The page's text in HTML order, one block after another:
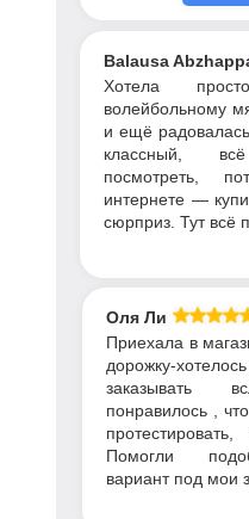
Balausa
Хотела
волейбольному
и ещё
классный,
посмотреть,
интернете —
сюрприз. Тут всё
Оля Ли
Приехала в
дорожку-
заказывать
понравилось ,
Помогли
вариант под мои